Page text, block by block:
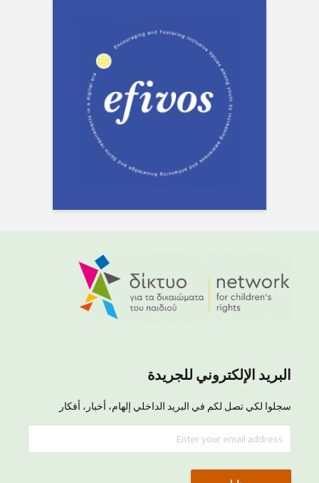
البريد الإلكتروني للجريدة
سجلوا لكي تصل لكم في البريد الداخلي إلهام، أخبار، أفكار